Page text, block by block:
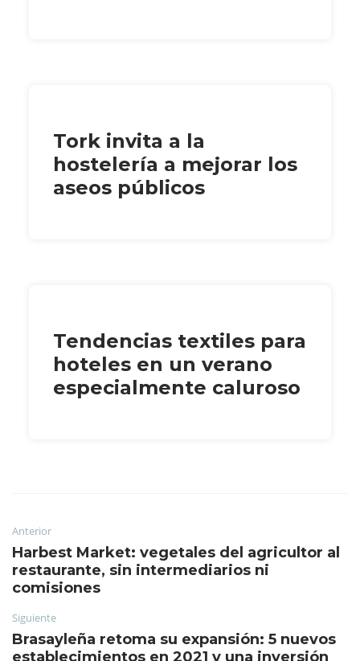
Tork invita a la
hostelería a mejorar los
aseos públicos
Tendencias textiles para
hoteles en un verano
especialmente caluroso
Anterior
Harbest Market: vegetales del agricultor al
restaurante, sin intermediarios ni
comisiones
Siguiente
Brasayleña retoma su expansión: 5 nuevos
establecimientos en 2021 y una inversión